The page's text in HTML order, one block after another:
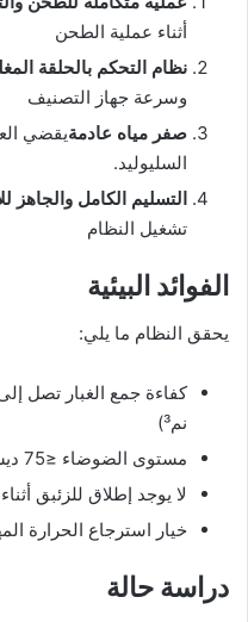
أثناء عملية الطحن
نظام التحكم بالحلقة
وسرعة جهاز التصنيف
صفر مياه عادمةيقضي
السليوليد.
التسليم الكامل والجاهز
تشغيل النظام
الفوائد البيئية
يحقق النظام ما يلي:
نم³)
مستوى الضوضاء ≤75 ديسيبل عند مسافة 1 متر
لا يوجد إطلاق للزئبق
خيار استرجاع الحرارة
دراسة حالة